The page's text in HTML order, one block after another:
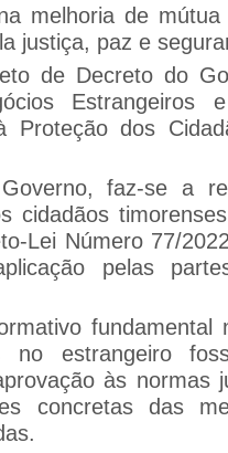
melhoria de
justiça, paz e
de Decreto do
Estrangeiros
Proteção dos
faz-se a
cidadãos
Lei Número 77/
pelas
fundamental
no estrangeiro
às normas
concretas das